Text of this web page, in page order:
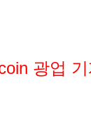
광업